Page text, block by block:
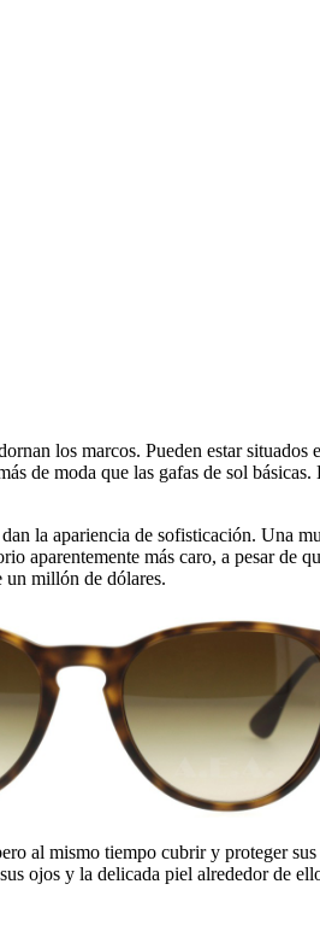
los marcos. Pueden estar
de moda que las gafas de sol
la apariencia de sofisticación. Una
aparentemente más caro, a pesar
un millón de dólares.
al mismo tiempo cubrir y proteger
ojos y la delicada piel alrededor de